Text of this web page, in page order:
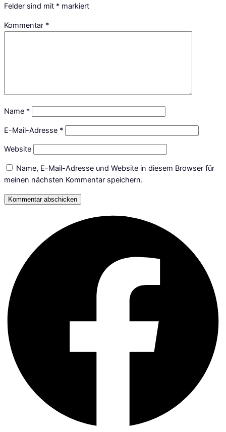
Felder sind mit * markiert
Kommentar *
Name *
E-Mail-Adresse *
Website
Name, E-Mail-Adresse und Website in diesem Browser für
meinen nächsten Kommentar speichern.